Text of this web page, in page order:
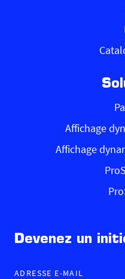
Affichage
Affichage
Devenez un
ADRESSE E-MAIL